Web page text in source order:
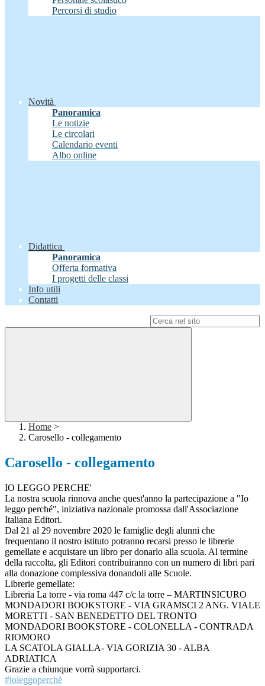
Percorsi di studio
Novità
Panoramica
Le notizie
Le circolari
Calendario eventi
Albo online
Didattica
Panoramica
Offerta formativa
I progetti delle classi
Info utili
Contatti
Home >
Carosello - collegamento
Carosello - collegamento
IO LEGGO PERCHE'
La nostra scuola rinnova anche quest'anno la partecipazione a "Io
leggo perché", iniziativa nazionale promossa dall'Associazione
Italiana Editori.
Dal 21 al 29 novembre 2020 le famiglie degli alunni che
frequentano il nostro istituto potranno recarsi presso le librerie
gemellate e acquistare un libro per donarlo alla scuola. Al termine
della raccolta, gli Editori contribuiranno con un numero di libri pari
alla donazione complessiva donandoli alle Scuole.
Librerie gemellate:
Libreria La torre - via roma 447 c/c la torre – MARTINSICURO
MONDADORI BOOKSTORE - VIA GRAMSCI 2 ANG. VIALE
MORETTI - SAN BENEDETTO DEL TRONTO
MONDADORI BOOKSTORE - COLONELLA - CONTRADA
RIOMORO
LA SCATOLA GIALLA- VIA GORIZIA 30 - ALBA
ADRIATICA
Grazie a chiunque vorrà supportarci.
#ioleggoperchè